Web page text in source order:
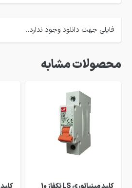
فایلی جهت دانلود وجود ندارد..
محصولات مشابه